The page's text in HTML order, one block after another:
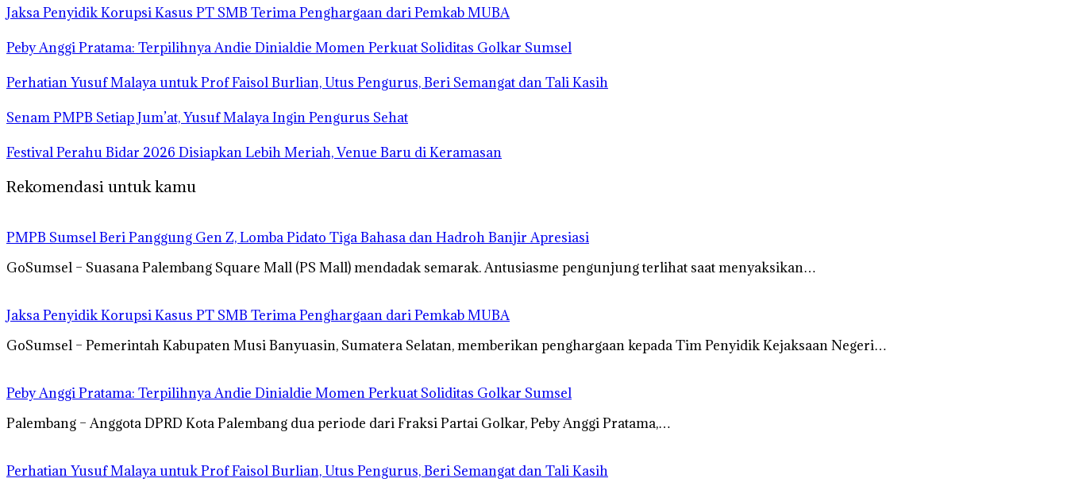
Jaksa Penyidik Korupsi Kasus PT SMB Terima Penghargaan dari Pemkab MUBA
Peby Anggi Pratama: Terpilihnya Andie Dinialdie Momen Perkuat Soliditas Golkar Sumsel
Perhatian Yusuf Malaya untuk Prof Faisol Burlian, Utus Pengurus, Beri Semangat dan Tali Kasih
Senam PMPB Setiap Jum’at, Yusuf Malaya Ingin Pengurus Sehat
Festival Perahu Bidar 2026 Disiapkan Lebih Meriah, Venue Baru di Keramasan
Rekomendasi untuk kamu
PMPB Sumsel Beri Panggung Gen Z, Lomba Pidato Tiga Bahasa dan Hadroh Banjir Apresiasi
GoSumsel – Suasana Palembang Square Mall (PS Mall) mendadak semarak. Antusiasme pengunjung terlihat saat menyaksikan…
Jaksa Penyidik Korupsi Kasus PT SMB Terima Penghargaan dari Pemkab MUBA
GoSumsel – Pemerintah Kabupaten Musi Banyuasin, Sumatera Selatan, memberikan penghargaan kepada Tim Penyidik Kejaksaan Negeri…
Peby Anggi Pratama: Terpilihnya Andie Dinialdie Momen Perkuat Soliditas Golkar Sumsel
Palembang – Anggota DPRD Kota Palembang dua periode dari Fraksi Partai Golkar, Peby Anggi Pratama,…
Perhatian Yusuf Malaya untuk Prof Faisol Burlian, Utus Pengurus, Beri Semangat dan Tali Kasih